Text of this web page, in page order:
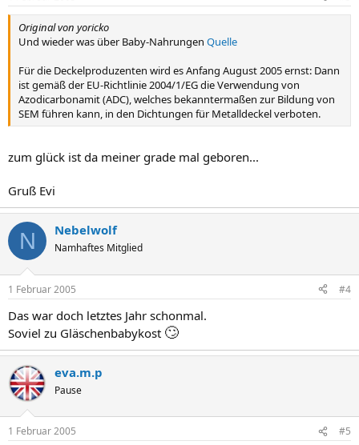
Original von yoricko
Und wieder was über Baby-Nahrungen Quelle
Für die Deckelproduzenten wird es Anfang August 2005 ernst: Dann
ist gemäß der EU-Richtlinie 2004/1/EG die Verwendung von
Azodicarbonamit (ADC), welches bekanntermaßen zur Bildung von
SEM führen kann, in den Dichtungen für Metalldeckel verboten.
zum glück ist da meiner grade mal geboren...
Gruß Evi
N Nebelwolf
Namhaftes Mitglied
1 Februar 2005 #4
Das war doch letztes Jahr schonmal.
Soviel zu Gläschenbabykost 🙄
eva.m.p
Pause
1 Februar 2005 #5